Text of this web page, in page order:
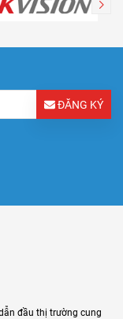
ĐĂNG KÝ
đầu thị trường cung